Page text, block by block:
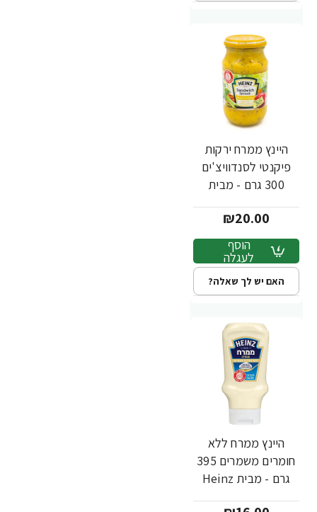
היינץ ממרח ירקות
פיקנטי לסנדוויצ'ים
300 גרם - מבית
₪20.00
הוסף
לעגלה
האם יש לך שאלה?
היינץ ממרח ללא
חומרים משמרים 395
גרם - מבית Heinz